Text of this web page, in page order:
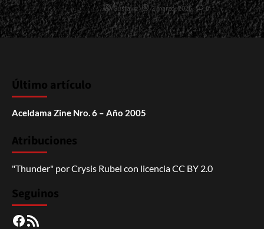
Gustavo 2 marzo, 2026 0
Último artículo
Aceldama Zine Nro. 6 – Año 2005
Atribuciones
"Thunder" porCrysis Rubel con licenciaCC BY 2.0
Seguinos
Facebook
RSS